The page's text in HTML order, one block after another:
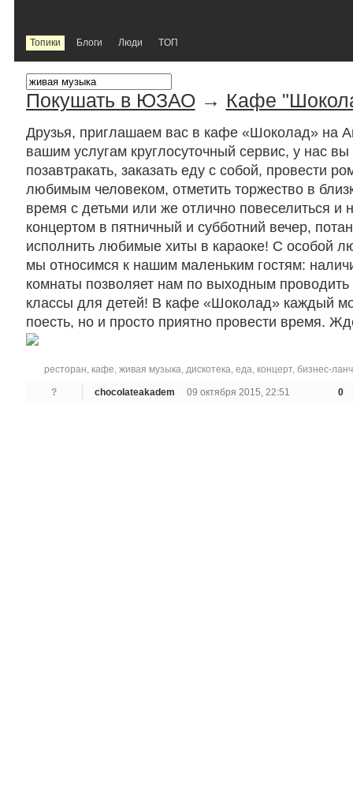
Топики Блоги Люди TOП
Покушать в ЮЗАО→ Кафе
Друзья, приглашаем вас в кафе «Шоколад» на
вашим услугам круглосуточный сервис, у нас
позавтракать, заказать еду с собой, провести
любимым человеком, отметить торжество в
время с детьми или же отлично повеселиться и
концертом в пятничный и субботний вечер,
исполнить любимые хиты в караоке! С особой
мы относимся к нашим маленьким гостям:
комнаты позволяет нам по выходным проводить
классы для детей! В кафе «Шоколад» каждый
поесть, но и просто приятно провести время.
ресторан, кафе, живая музыка, дискотека, еда, концерт, бизнес-ланч
? chocolateakadem 09 октября 2015, 22:51 0